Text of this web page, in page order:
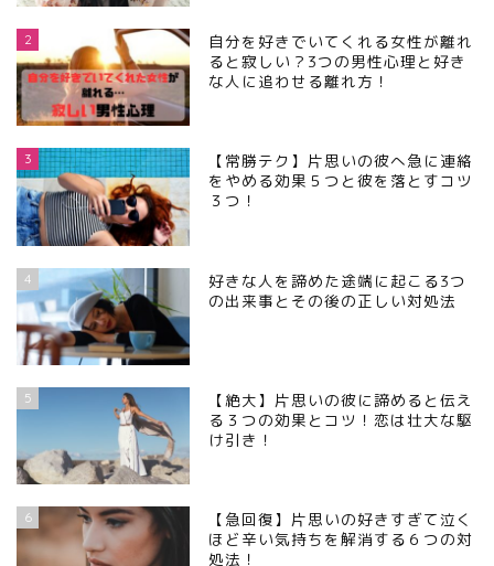
2
自分を好きでいてくれる女性が離れ
ると寂しい？3つの男性心理と好き
な人に追わせる離れ方！
3
【常勝テク】片思いの彼へ急に連絡
をやめる効果５つと彼を落とすコツ
３つ！
4
好きな人を諦めた途端に起こる3つ
の出来事とその後の正しい対処法
5
【絶大】片思いの彼に諦めると伝え
る３つの効果とコツ！恋は壮大な駆
け引き！
6
【急回復】片思いの好きすぎて泣く
ほど辛い気持ちを解消する６つの対
処法！